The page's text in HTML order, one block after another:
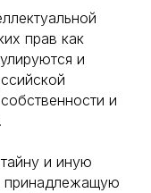
прав как
и
и
и иную
принадлежащую